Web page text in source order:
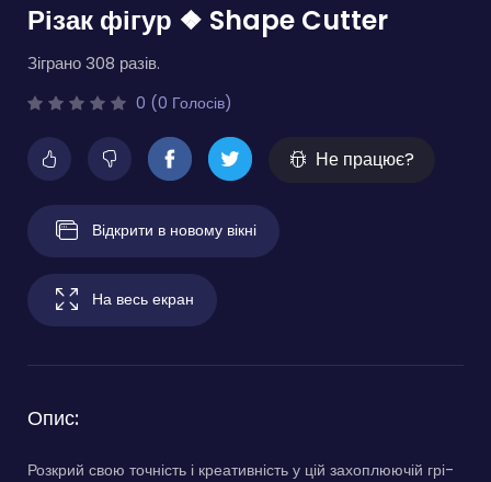
Різак фігур ❖ Shape Cutter
Зіграно 308 разів.
0 (0 Голосів)
Не працює?
Відкрити в новому вікні
На весь екран
Опис:
Розкрий свою точність і креативність у цій захоплюючій грі-